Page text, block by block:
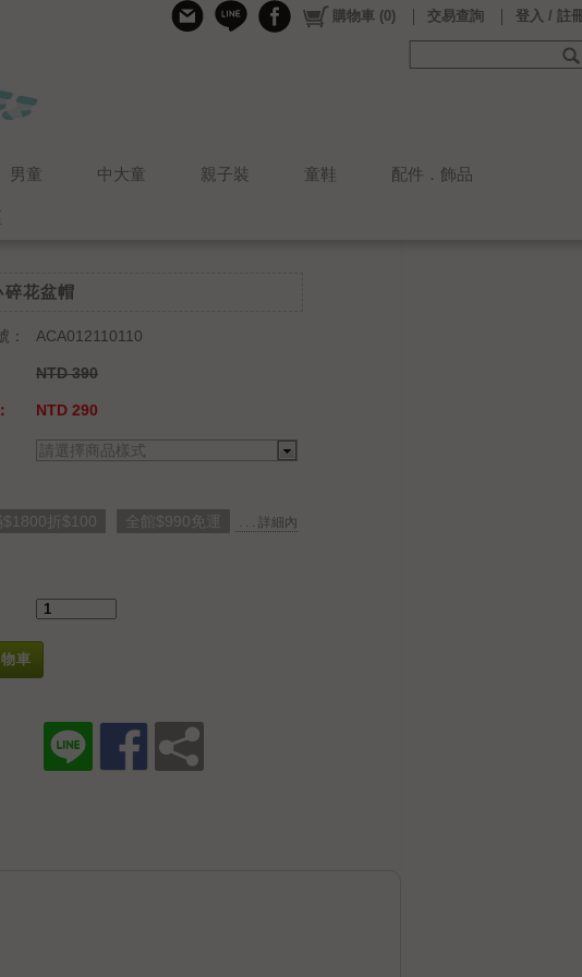
男童 中大童 親子裝 童鞋 配件．飾品
購物車 (0) 交易查詢 登入 / 註
碎花盆帽
： ACA012110110
NTD 390
NTD 290
請選擇商品樣式
$1800折$100 全館$990免運
. . . 詳細內
車